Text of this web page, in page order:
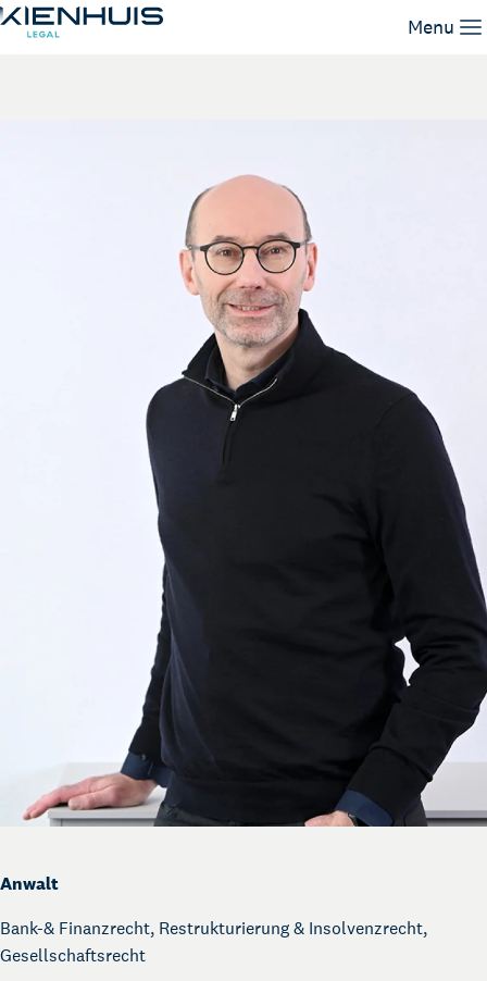
Menu
David Bos
Anwalt
Bank-& Finanzrecht, Restrukturierung & Insolvenzrecht,
Gesellschaftsrecht